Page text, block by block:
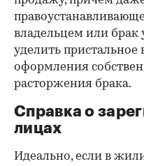
владельцем или брак
уделить
оформления
расторжения брака.
Справка о
лицах
Идеально, если в